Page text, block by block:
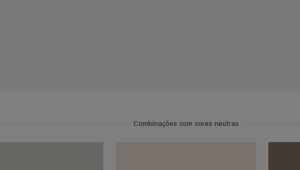
Combinações com cores neutras